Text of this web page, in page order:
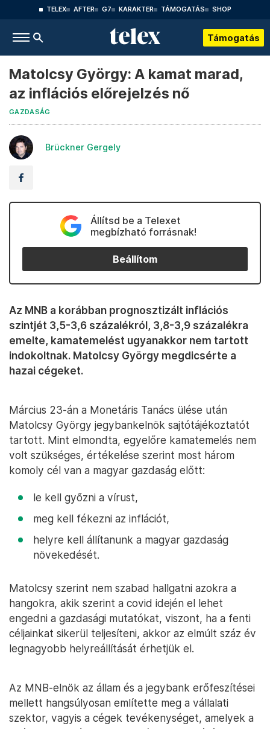
TELEX AFTER G7 KARAKTER TÁMOGATÁS SHOP
Támogatás
Matolcsy György: A kamat marad,
az inflációs előrejelzés nő
GAZDASÁG
Brückner Gergely
Állítsd be a Telexet
megbízható forrásnak!
Beállítom
Az MNB a korábban prognosztizált inflációs
szintjét 3,5-3,6 százalékról, 3,8-3,9 százalékra
emelte, kamatemelést ugyanakkor nem tartott
indokoltnak. Matolcsy György megdicsérte a
hazai cégeket.
Március 23-án a Monetáris Tanács ülése után
Matolcsy György jegybankelnök sajtótájékoztatót
tartott. Mint elmondta, egyelőre kamatemelés nem
volt szükséges, értékelése szerint most három
komoly cél van a magyar gazdaság előtt:
le kell győzni a vírust,
meg kell fékezni az inflációt,
helyre kell állítanunk a magyar gazdaság
növekedését.
Matolcsy szerint nem szabad hallgatni azokra a
hangokra, akik szerint a covid idején el lehet
engedni a gazdasági mutatókat, viszont, ha a fenti
céljainkat sikerül teljesíteni, akkor az elmúlt száz év
legnagyobb helyreállítását érhetjük el.
Az MNB-elnök az állam és a jegybank erőfeszítései
mellett hangsúlyosan említette meg a vállalati
szektor, vagyis a cégek tevékenységet, amelyek a